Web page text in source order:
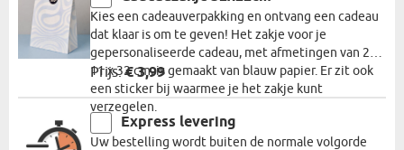
Kies een cadeauverpakking en ontvang een cadeau
dat klaar is om te geven! Het zakje voor je
gepersonaliseerde cadeau, met afmetingen van 22 x
11 x 32 cm, is gemaakt van blauw papier. Er zit ook
een sticker bij waarmee je het zakje kunt
verzegelen.
Prijs:€ 3,99
Express levering
Uw bestelling wordt buiten de normale volgorde